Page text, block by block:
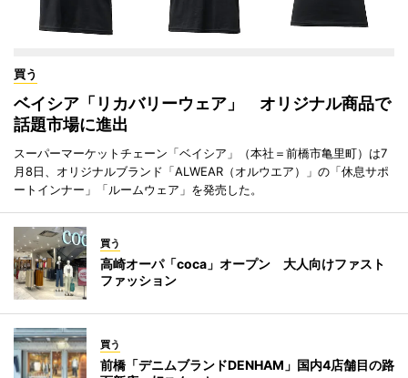
買う
ベイシア「リカバリーウェア」 オリジナル商品で
話題市場に進出
スーパーマーケットチェーン「ベイシア」（本社＝前橋市亀里町）は7
月8日、オリジナルブランド「ALWEAR（オルウエア）」の「休息サポ
ートインナー」「ルームウェア」を発売した。
買う
高崎オーパ「coca」オープン 大人向けファスト
ファッション
買う
前橋「デニムブランドDENHAM」国内4店舗目の路